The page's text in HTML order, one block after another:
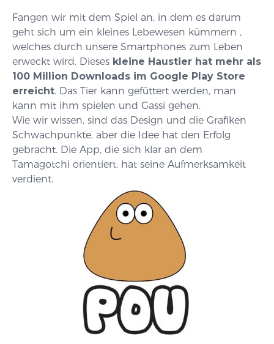
Fangen wir mit dem Spiel an, in dem es darum
geht sich um ein kleines Lebewesen kümmern ,
welches durch unsere Smartphones zum Leben
erweckt wird. Dieses kleine Haustier hat mehr als
100 Million Downloads im Google Play Store
erreicht. Das Tier kann gefüttert werden, man
kann mit ihm spielen und Gassi gehen.
Wie wir wissen, sind das Design und die Grafiken
Schwachpunkte, aber die Idee hat den Erfolg
gebracht. Die App, die sich klar an dem
Tamagotchi orientiert, hat seine Aufmerksamkeit
verdient.